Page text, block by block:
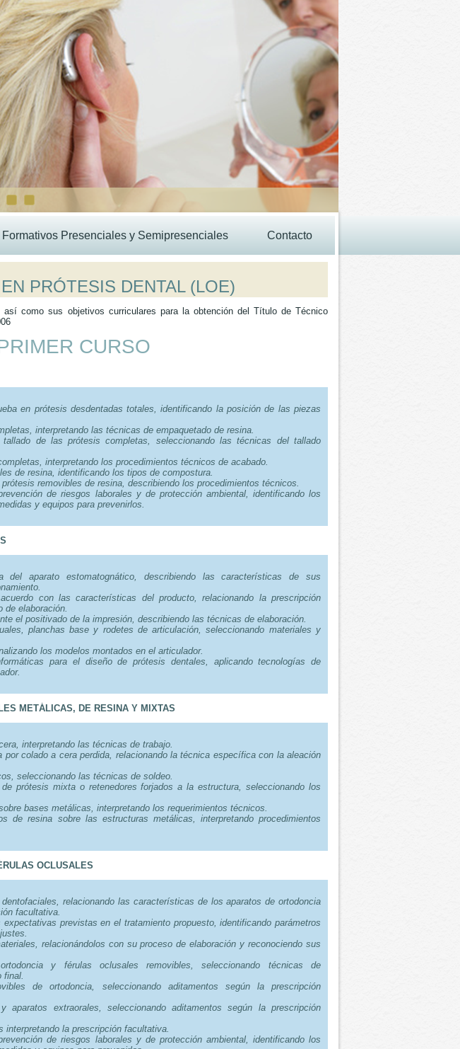
Presenciales y Semipresenciales Contacto
PRÓTESIS DENTAL (LOE)
como sus objetivos curriculares para la obtención del Título de Técnico
CURSO
en prótesis desdentadas totales, identificando la posición de las piezas
interpretando las técnicas de empaquetado de resina.
de las prótesis completas, seleccionando las técnicas del tallado
interpretando los procedimientos técnicos de acabado.
de resina, identificando los tipos de compostura.
removibles de resina, describiendo los procedimientos técnicos.
de riesgos laborales y de protección ambiental, identificando los
y equipos para prevenirlos.
del aparato estomatognático, describiendo las características de sus
con las características del producto, relacionando la prescripción
de elaboración.
el positivado de la impresión, describiendo las técnicas de elaboración.
planchas base y rodetes de articulación, seleccionando materiales y
los modelos montados en el articulador.
para el diseño de prótesis dentales, aplicando tecnologías de
METÁLICAS, DE RESINA Y MIXTAS
interpretando las técnicas de trabajo.
por colado a cera perdida, relacionando la técnica específica con la aleación
seleccionando las técnicas de soldeo.
de prótesis mixta o retenedores forjados a la estructura, seleccionando los
bases metálicas, interpretando los requerimientos técnicos.
de resina sobre las estructuras metálicas, interpretando procedimientos
OCLUSALES
relacionando las características de los aparatos de ortodoncia
facultativa.
previstas en el tratamiento propuesto, identificando parámetros
relacionándolos con su proceso de elaboración y reconociendo sus
y férulas oclusales removibles, seleccionando técnicas de
final.
de ortodoncia, seleccionando aditamentos según la prescripción
aparatos extraorales, seleccionando aditamentos según la prescripción
interpretando la prescripción facultativa.
de riesgos laborales y de protección ambiental, identificando los